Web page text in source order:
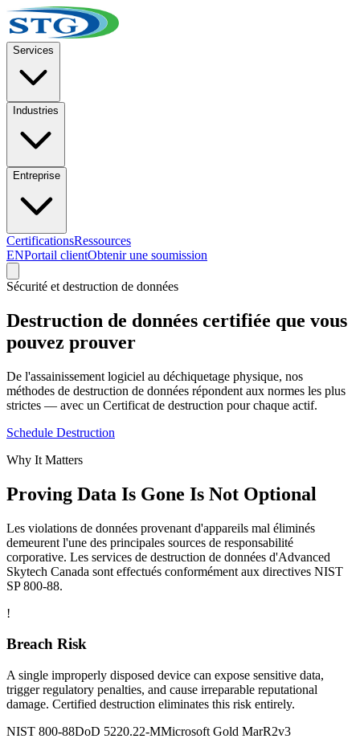
Services
Industries
Entreprise
CertificationsRessources
ENPortail clientObtenir une soumission
Sécurité et destruction de données
Destruction de données certifiée que vous
pouvez prouver
De l'assainissement logiciel au déchiquetage physique, nos
méthodes de destruction de données répondent aux normes les plus
strictes — avec un Certificat de destruction pour chaque actif.
Schedule Destruction
Why It Matters
Proving Data Is Gone Is Not Optional
Les violations de données provenant d'appareils mal éliminés
demeurent l'une des principales sources de responsabilité
corporative. Les services de destruction de données d'Advanced
Skytech Canada sont effectués conformément aux directives NIST
SP 800-88.
!
Breach Risk
A single improperly disposed device can expose sensitive data,
trigger regulatory penalties, and cause irreparable reputational
damage. Certified destruction eliminates this risk entirely.
NIST 800-88DoD 5220.22-MMicrosoft Gold MarR2v3